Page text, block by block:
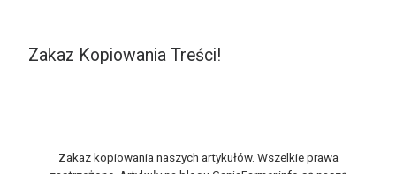
Zakaz Kopiowania Treści!
Zakaz kopiowania naszych artykułów. Wszelkie prawa